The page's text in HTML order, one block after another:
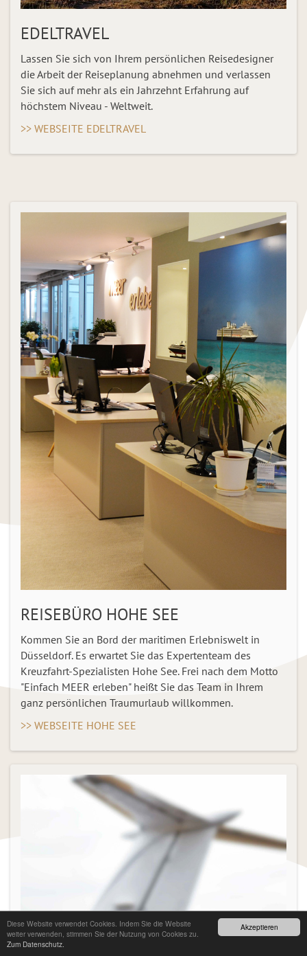
Akzeptieren
Diese Website verwendet Cookies. Indem Sie die Website
weiter verwenden, stimmen Sie der Nutzung von Cookies zu.
Zum Datenschutz.
EDELTRAVEL
Lassen Sie sich von Ihrem persönlichen Reisedesigner
die Arbeit der Reiseplanung abnehmen und verlassen
Sie sich auf mehr als ein Jahrzehnt Erfahrung auf
höchstem Niveau - Weltweit.
>> WEBSEITE EDELTRAVEL
REISEBÜRO HOHE SEE
Kommen Sie an Bord der maritimen Erlebniswelt in
Düsseldorf. Es erwartet Sie das Expertenteam des
Kreuzfahrt-Spezialisten Hohe See. Frei nach dem Motto
"Einfach MEER erleben" heißt Sie das Team in Ihrem
ganz persönlichen Traumurlaub willkommen.
>> WEBSEITE HOHE SEE